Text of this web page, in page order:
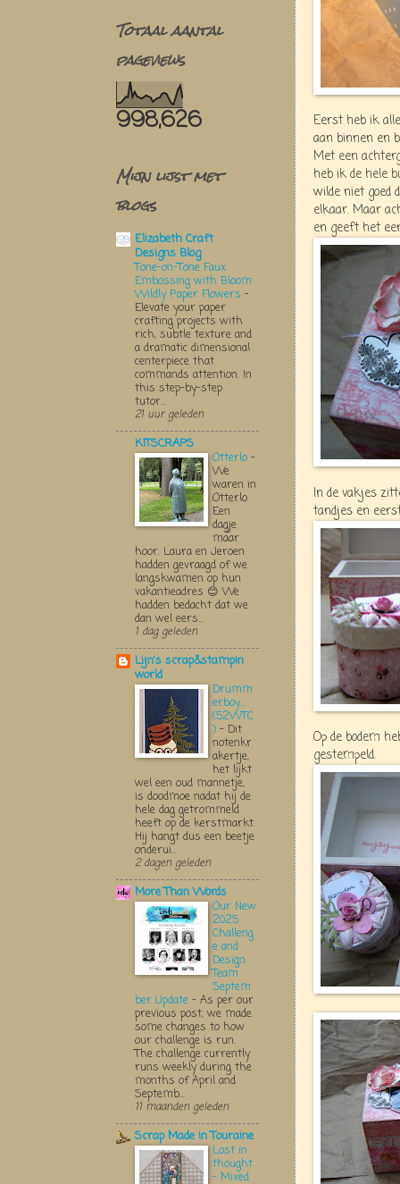
Eerst heb ik
aan binnen en
Met een
heb ik de hele
wilde niet goed
elkaar. Maar
en geeft het
In de vakjes
tandjes en
Op de bodem
gestempeld.
Totaal aantal
pageviews
998,626
Mijn lijst met
blogs
Elizabeth Craft
Designs Blog
Tone-on-Tone Faux
Embossing with Bloom
Wildly Paper Flowers -
Elevate your paper
crafting projects with
rich, subtle texture and
a dramatic dimensional
centerpiece that
commands attention. In
this step-by-step
tutor...
21 uur geleden
KITSCRAPS
Otterlo -
We
waren in
Otterlo.
Een
dagje
maar
hoor. Laura en Jeroen
hadden gevraagd of we
langskwamen op hun
vakantieadres 😊 We
hadden bedacht dat we
dan wel eers...
1 dag geleden
Lijn's scrap&stampin
world
Drumm
erboy....
(52WTC
) - Dit
notenkr
akertje,
het lijkt
wel een oud mannetje,
is doodmoe nadat hij de
hele dag getrommeld
heeft op de kerstmarkt.
Hij hangt dus een beetje
onderui...
2 dagen geleden
More Than Words
Our New
2025
Challeng
e and
Design
Team
Septem
ber Update - As per our
previous post, we made
some changes to how
our challenge is run.
The challenge currently
runs weekly during the
months of April and
Septemb...
11 maanden geleden
Scrap Made in Touraine
Lost in
thought
- Mixed